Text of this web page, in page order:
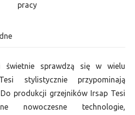
pracy
świetnie sprawdzą się w wielu
stylistycznie przypominają
produkcji grzejników Irsap Tesi
nowoczesne technologie,